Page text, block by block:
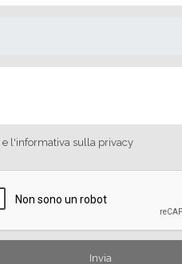
e l'informativa sulla privacy